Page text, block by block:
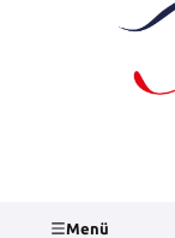
Menü